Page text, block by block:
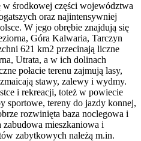
w środkowej części województwa
oraz najintensywniej
W jego obrębie znajdują się
Góra Kalwaria, Tarczyn
621 km2 przecinają liczne
Utrata, a w ich dolinach
połacie terenu zajmują lasy,
stawy, zalewy i wydmy.
i rekreacji, toteż w powiecie
sportowe, tereny do jazdy konnej,
rozwinięta baza noclegowa i
mieszkaniowa i
zabytkowych należą m.in.